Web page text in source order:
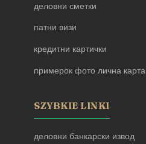
деловни сметки
патни визи
кредитни картички
примерок фото лична карта
SZYBKIE LINKI
деловни банкарски извод